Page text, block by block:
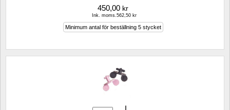
450,00 kr
Ink. moms.562,50 kr
Minimum antal för beställning 5 stycket